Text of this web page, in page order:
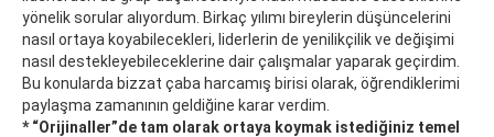
yönelik sorular alıyordum. Birkaç yılımı bireylerin düşüncelerini
nasıl ortaya koyabilecekleri, liderlerin de yenilikçilik ve değişimi
nasıl destekleyebileceklerine dair çalışmalar yaparak geçirdim.
Bu konularda bizzat çaba harcamış birisi olarak, öğrendiklerimi
paylaşma zamanının geldiğine karar verdim.
* “Orijinaller”de tam olarak ortaya koymak istediğiniz temel